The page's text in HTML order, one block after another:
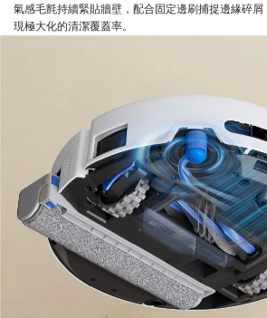
氣感毛氈持續緊貼牆壁，配合固定邊刷捕捉邊緣碎
現極大化的清潔覆蓋率。